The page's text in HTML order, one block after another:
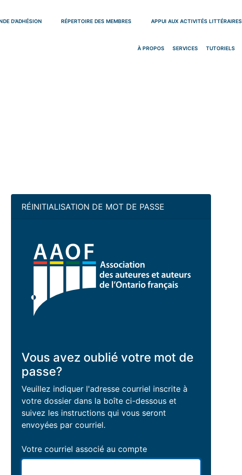
D’ADHÉSION RÉPERTOIRE DES MEMBRES APPUI AUX ACTIVITÉS LITTÉRAIRES
À PROPOS SERVICES TUTORIELS
RÉINITIALISATION DE MOT DE PASSE
Vous avez oublié votre mot de
passe?
Veuillez indiquer l'adresse courriel inscrite à
votre dossier dans la boîte ci-dessous et
suivez les instructions qui vous seront
envoyées par courriel.
Votre courriel associé au compte